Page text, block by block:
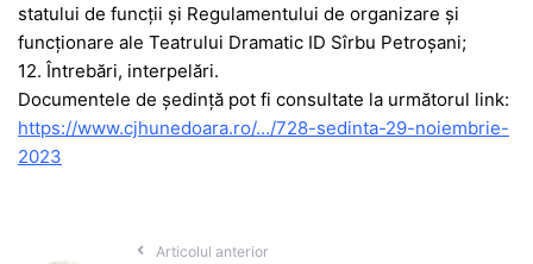
statului de funcţii și Regulamentului de organizare și
funcționare ale Teatrului Dramatic ID Sîrbu Petroșani;
12. Întrebări, interpelări.
Documentele de ședință pot fi consultate la următorul link:
https://www.cjhunedoara.ro/…/728-sedinta-29-noiembrie-
2023
Articolul anterior